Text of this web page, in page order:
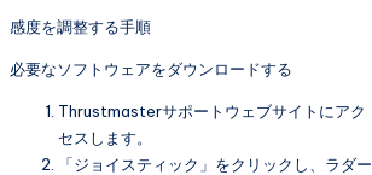
感度を調整する手順
必要なソフトウェアをダウンロードする
Thrustmasterサポートウェブサイトにアク
セスします。
「ジョイスティック」をクリックし、ラダー